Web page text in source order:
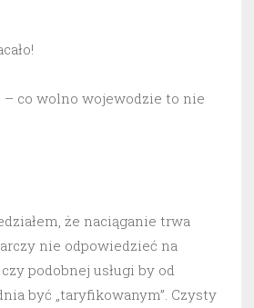
– co wolno wojewodzie to nie
że naciąganie trwa
nie odpowiedzieć na
podobnej usługi by od
być „taryfikowanym”. Czysty